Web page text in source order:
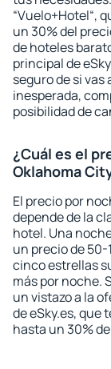
“Vuelo+Hotel“,
un 30% del
de hoteles
principal de
seguro de si vas
inesperada,
posibilidad de
¿Cuál es el
Oklahoma
El precio por
depende de la
hotel. Una
un precio de
cinco estrellas
más por noche.
un vistazo a la
de eSky.es, que
hasta un 30%